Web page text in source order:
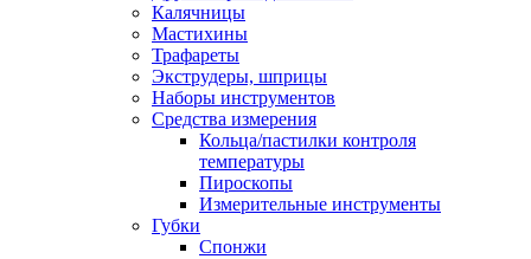
Калячницы
Мастихины
Трафареты
Экструдеры, шприцы
Наборы инструментов
Средства измерения
Кольца/пастилки контроля
температуры
Пироскопы
Измерительные инструменты
Губки
Спонжи